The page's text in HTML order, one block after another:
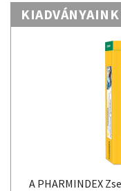
KIADVÁNYAINK
A PHARMINDEX